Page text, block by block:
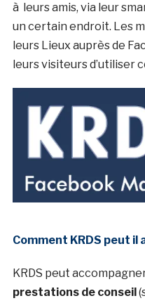
à leurs amis, via leur
un certain endroit. Les
leurs Lieux auprès de
leurs visiteurs
Comment KRDS peut il
KRDS peut
prestations de conseil